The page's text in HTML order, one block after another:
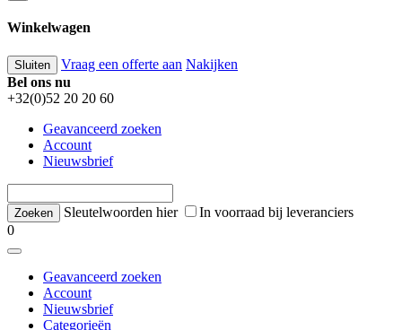
Winkelwagen
Sluiten Vraag een offerte aan Nakijken
Bel ons nu
+32(0)52 20 20 60
Geavanceerd zoeken
Account
Nieuwsbrief
Sleutelwoorden hier
In voorraad bij leveranciers
0
Geavanceerd zoeken
Account
Nieuwsbrief
Categorieën